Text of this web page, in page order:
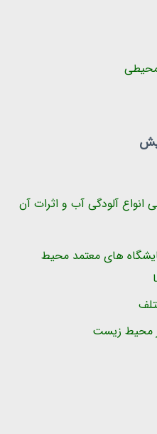
محیطی
آلودگی آب و اثرات آن
های معتمد محیط